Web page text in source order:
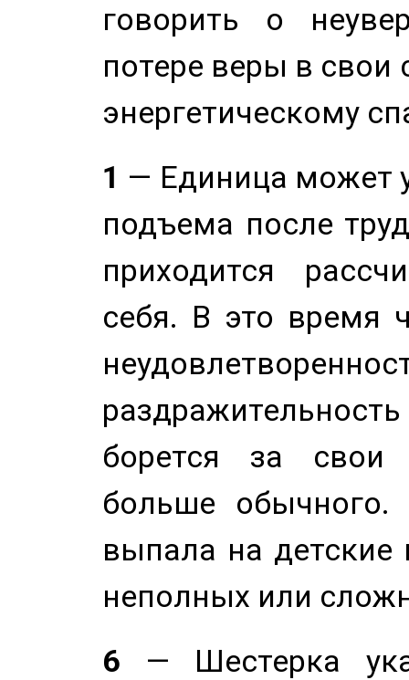
говорить о
потере веры в свои
энергетическому
1 — Единица может
подъема после
приходится
себя. В это время
борется за свои
больше
выпала на детские
неполных или
6 — Шестерка